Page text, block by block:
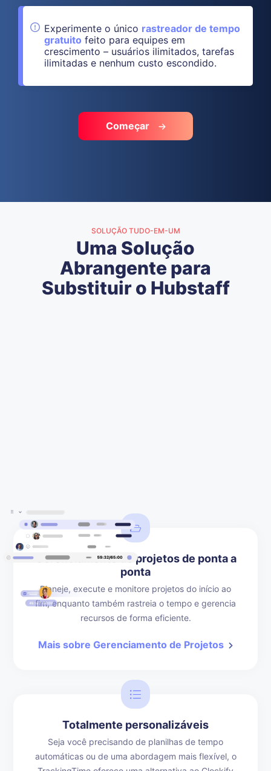
Experimente o único rastreador de tempo
gratuito feito para equipes em
crescimento – usuários ilimitados, tarefas
ilimitadas e nenhum custo escondido.
Começar
SOLUÇÃO TUDO-EM-UM
Uma Solução
Abrangente para
Substituir o Hubstaff
Gerenciamento de projetos de ponta a
ponta
Planeje, execute e monitore projetos do início ao
fim, enquanto também rastreia o tempo e gerencia
recursos de forma eficiente.
Mais sobre Gerenciamento de Projetos
Totalmente personalizáveis
Seja você precisando de planilhas de tempo
automáticas ou de uma abordagem mais flexível, o